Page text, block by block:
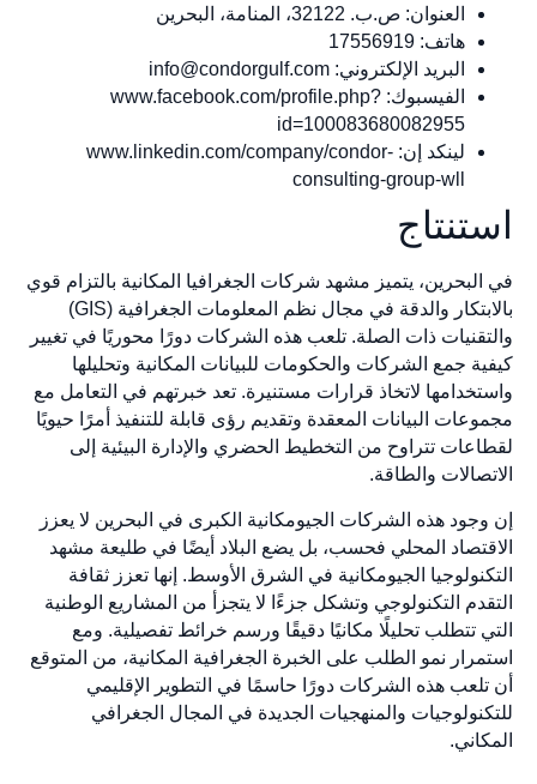
العنوان: ص.ب. 32122، المنامة، البحرين
هاتف: 17556919
البريد الإلكتروني: info@condorgulf.com
الفيسبوك: www.facebook.com/profile.php?
id=100083680082955
لينكد إن: www.linkedin.com/company/condor-
consulting-group-wll
استنتاج
في البحرين، يتميز مشهد شركات الجغرافيا المكانية بالتزام قوي
بالابتكار والدقة في مجال نظم المعلومات الجغرافية (GIS)
والتقنيات ذات الصلة. تلعب هذه الشركات دورًا محوريًا في تغيير
كيفية جمع الشركات والحكومات للبيانات المكانية وتحليلها
واستخدامها لاتخاذ قرارات مستنيرة. تعد خبرتهم في التعامل مع
مجموعات البيانات المعقدة وتقديم رؤى قابلة للتنفيذ أمرًا حيويًا
لقطاعات تتراوح من التخطيط الحضري والإدارة البيئية إلى
الاتصالات والطاقة.
إن وجود هذه الشركات الجيومكانية الكبرى في البحرين لا يعزز
الاقتصاد المحلي فحسب، بل يضع البلاد أيضًا في طليعة مشهد
التكنولوجيا الجيومكانية في الشرق الأوسط. إنها تعزز ثقافة
التقدم التكنولوجي وتشكل جزءًا لا يتجزأ من المشاريع الوطنية
التي تتطلب تحليلًا مكانيًا دقيقًا ورسم خرائط تفصيلية. ومع
استمرار نمو الطلب على الخبرة الجغرافية المكانية، من المتوقع
أن تلعب هذه الشركات دورًا حاسمًا في التطوير الإقليمي
للتكنولوجيات والمنهجيات الجديدة في المجال الجغرافي
المكاني.